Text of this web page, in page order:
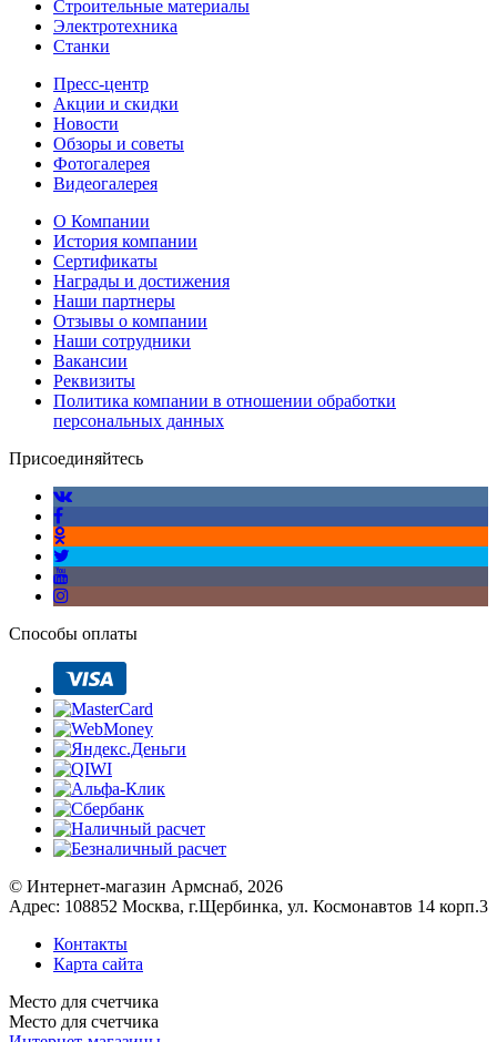
Строительные материалы
Электротехника
Станки
Пресс-центр
Акции и скидки
Новости
Обзоры и советы
Фотогалерея
Видеогалерея
О Компании
История компании
Сертификаты
Награды и достижения
Наши партнеры
Отзывы о компании
Наши сотрудники
Вакансии
Реквизиты
Политика компании в отношении обработки
персональных данных
Присоединяйтесь
Способы оплаты
© Интернет-магазин Армснаб, 2026
Адрес: 108852 Москва, г.Щербинка, ул. Космонавтов 14 корп.3
Контакты
Карта сайта
Место для счетчика
Место для счетчика